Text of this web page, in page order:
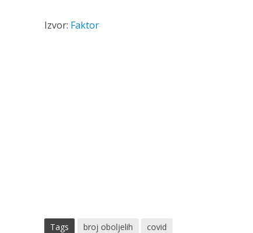
Izvor: Faktor
Tags broj oboljelih covid